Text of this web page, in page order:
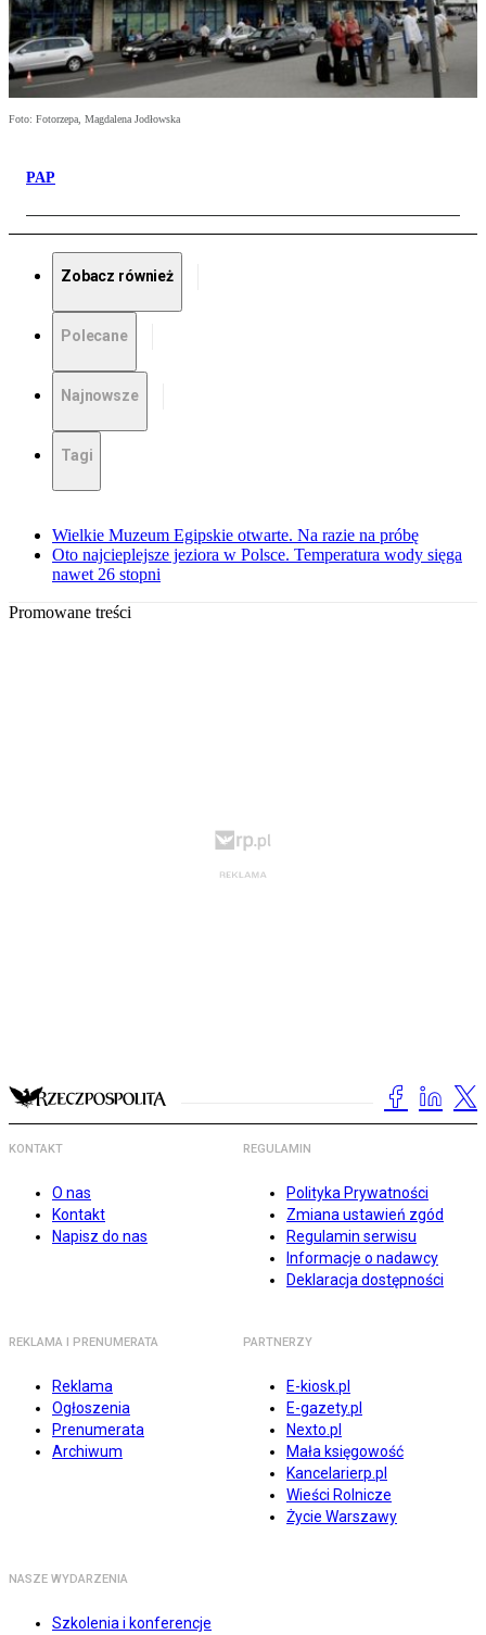
Foto: Fotorzepa, Magdalena Jodłowska
PAP
Zobacz również
Polecane
Najnowsze
Tagi
Wielkie Muzeum Egipskie otwarte. Na razie na próbę
Oto najcieplejsze jeziora w Polsce. Temperatura wody sięga
nawet 26 stopni
Promowane treści
KONTAKT
O nas
Kontakt
Napisz do nas
REGULAMIN
Polityka Prywatności
Zmiana ustawień zgód
Regulamin serwisu
Informacje o nadawcy
Deklaracja dostępności
REKLAMA I PRENUMERATA
Reklama
Ogłoszenia
Prenumerata
Archiwum
PARTNERZY
E-kiosk.pl
E-gazety.pl
Nexto.pl
Mała księgowość
Kancelarierp.pl
Wieści Rolnicze
Życie Warszawy
NASZE WYDARZENIA
Szkolenia i konferencje